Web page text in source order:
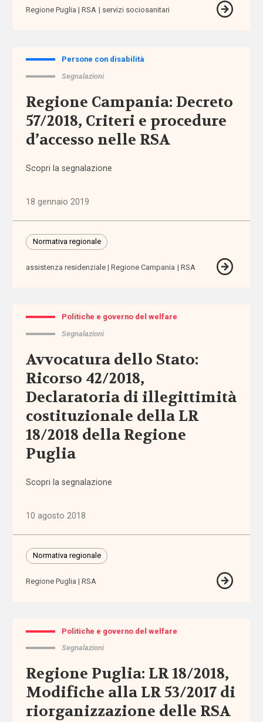
Alleanza
allontanamento
stranieri
Alzheimer
ambiente
territoriale
amministratore
di sostegno
anagrafe
Anci
Anpal
appalti
aree
interne
aspettativa
di vita
Assegno
Inclusione
Unico
Universale
assistenti
Regione Puglia RSA servizi sociosanitari
Persone con disabilità
Segnalazioni
Regione Campania: Decreto
57/2018, Criteri e procedure
d’accesso nelle RSA
Scopri la segnalazione
18 gennaio 2019
Normativa regionale
assistenza residenziale Regione Campania RSA
Politiche e governo del welfare
Segnalazioni
Avvocatura dello Stato:
Ricorso 42/2018,
Declaratoria di illegittimità
costituzionale della LR
18/2018 della Regione
Puglia
Scopri la segnalazione
10 agosto 2018
Normativa regionale
Regione Puglia RSA
Politiche e governo del welfare
Segnalazioni
Regione Puglia: LR 18/2018,
Modifiche alla LR 53/2017 di
riorganizzazione delle RSA